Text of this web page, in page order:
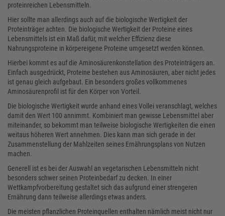
proteinreichen Lebensmitteln.
Hier sollte man allerdings auch auf die biologische Wertigkeit der
Proteinträger achten. Die biologische Wertigkeit der Proteine eines
Lebensmittels ist ein Maß dafür, mit welcher Effizienz diese
Nahrungsproteine in körpereigene Proteine umgesetzt werden können.
Hierbei kommt es auf die Aminosäurenkonstellation des Proteinträgers an.
Einfach ausgedrückt, Proteine bestehen aus Aminosäuren, aber nicht jedes
ist genau gleich aufgebaut. Ein besonders großes vollkommenes
Aminosäurenprofil ist für den Körper von Vorteil.
Die biologische Wertigkeit wurde anhand eines Vollei veranschlagt, welches
damit den Wert 100 annimmt. Kombiniert man gewisse Lebensmittel aber
miteinander, so bekommt man teilweise biologische Wertigkeiten die einen
weitaus höheren Wert annehmen. Dies kann man sich gerade in der
Zusammenstellung der Mahlzeiten seines Ernährungsplans von Nutzen
machen.
Generell ist es bei der Auswahl an vegetarischen Lebensmitteln nicht
besonders schwer seinen Proteinbedarf zu decken. In einer
Wettkampfvorbereitung gestaltet sich das aufgrund einer strengeren
Ernährung dann teilweise allerdings etwas anders.
Die meisten pflanzlichen Proteinquellen enthalten nämlich meist nicht nur